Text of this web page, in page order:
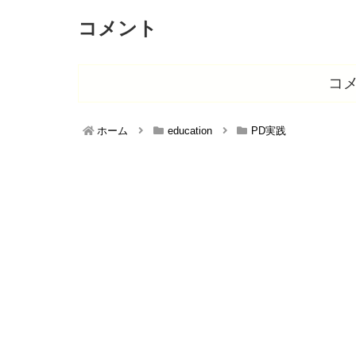
コメント
コ
ホーム education PD実践